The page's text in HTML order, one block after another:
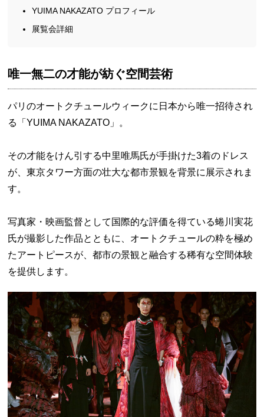
YUIMA NAKAZATO プロフィール
展覧会詳細
唯一無二の才能が紡ぐ空間芸術
パリのオートクチュールウィークに日本から唯一招待され
る「YUIMA NAKAZATO」。
その才能をけん引する中里唯馬氏が手掛けた3着のドレス
が、東京タワー方面の壮大な都市景観を背景に展示されま
す。
写真家・映画監督として国際的な評価を得ている蜷川実花
氏が撮影した作品とともに、オートクチュールの粋を極め
たアートピースが、都市の景観と融合する稀有な空間体験
を提供します。